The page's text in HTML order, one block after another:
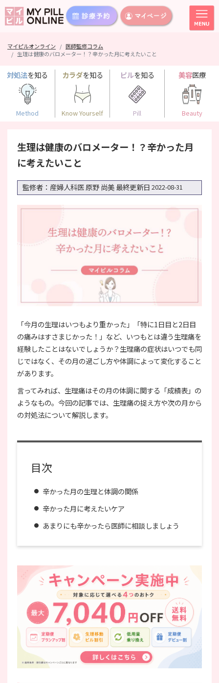
マイピルオンライン
医師監修コラム
生理は健康のバロメーター！？辛かった月に考えたいこと
対処法を知る
Method
カラダを知る
Know Yourself
ピルを知る
Pill
美容医療
Beauty
生理は健康のバロメーター！？辛かった月
に考えたいこと
監修者：産婦人科医 原野 尚美最終更新日 2022-08-31
「今月の生理はいつもより重かった」「特に1日目と2日目
の痛みはすさまじかった！」など、いつもとは違う生理痛を
経験したことはないでしょうか？生理痛の症状はいつでも同
じではなく、その月の過ごし方や体調によって変化すること
があります。
言ってみれば、生理痛はその月の体調に関する「成績表」の
ようなもの。今回の記事では、生理痛の捉え方や次の月から
の対処法について解説します。
目次
辛かった月の生理と体調の関係
辛かった月に考えたいケア
あまりにも辛かったら医師に相談しましょう